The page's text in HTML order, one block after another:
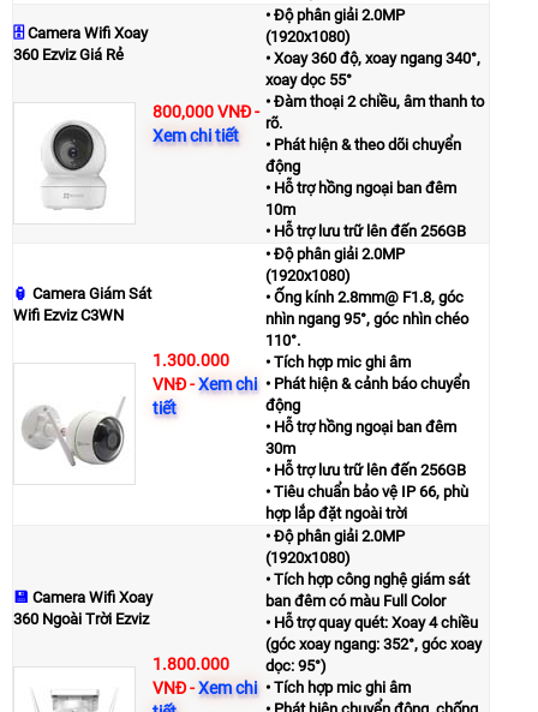
🗄 Camera Wifi Xoay
360 Ezviz Giá Rẻ
800,000 VNĐ-
Xem chi tiết
• Độ phân giải 2.0MP
(1920x1080)
• Xoay 360 độ, xoay ngang 340°,
xoay dọc 55°
• Đàm thoại 2 chiều, âm thanh to
rõ.
• Phát hiện & theo dõi chuyển
động
• Hỗ trợ hồng ngoại ban đêm
10m
• Hỗ trợ lưu trữ lên đến 256GB
🏮 Camera Giám Sát
Wifi Ezviz C3WN
1.300.000
VNĐ-Xem chi
tiết
• Độ phân giải 2.0MP
(1920x1080)
• Ống kính 2.8mm@ F1.8, góc
nhìn ngang 95°, góc nhìn chéo
110°.
• Tích hợp mic ghi âm
• Phát hiện & cảnh báo chuyển
động
• Hỗ trợ hồng ngoại ban đêm
30m
• Hỗ trợ lưu trữ lên đến 256GB
• Tiêu chuẩn bảo vệ IP 66, phù
hợp lắp đặt ngoài trời
💾 Camera Wifi Xoay
360 Ngoài Trời Ezviz
1.800.000
VNĐ-Xem chi
• Độ phân giải 2.0MP
(1920x1080)
• Tích hợp công nghệ giám sát
ban đêm có màu Full Color
• Hỗ trợ quay quét: Xoay 4 chiều
(góc xoay ngang: 352°, góc xoay
dọc: 95°)
• Tích hợp mic ghi âm